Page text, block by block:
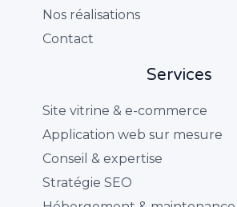
Nos réalisations
Contact
Services
Site vitrine & e-commerce
Application web sur mesure
Conseil & expertise
Stratégie SEO